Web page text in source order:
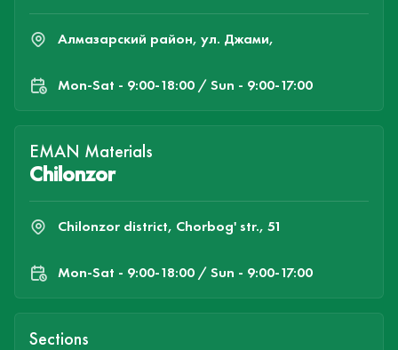
Алмазарский район, ул. Джами,
Mon-Sat - 9:00-18:00 / Sun - 9:00-17:00
EMAN Materials
Chilonzor
Chilonzor district, Chorbog' str., 51
Mon-Sat - 9:00-18:00 / Sun - 9:00-17:00
Sections